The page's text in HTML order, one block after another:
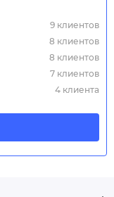
9 клиентов
8 клиентов
8 клиентов
7 клиентов
4 клиента